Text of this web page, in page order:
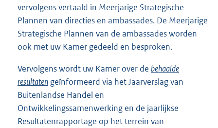
vervolgens vertaald in Meerjarige Strategische
Plannen van directies en ambassades. De Meerjarige
Strategische Plannen van de ambassades worden
ook met uw Kamer gedeeld en besproken.
Vervolgens wordt uw Kamer over de behaalde
resultaten geïnformeerd via het Jaarverslag van
Buitenlandse Handel en
Ontwikkelingssamenwerking en de jaarlijkse
Resultatenrapportage op het terrein van